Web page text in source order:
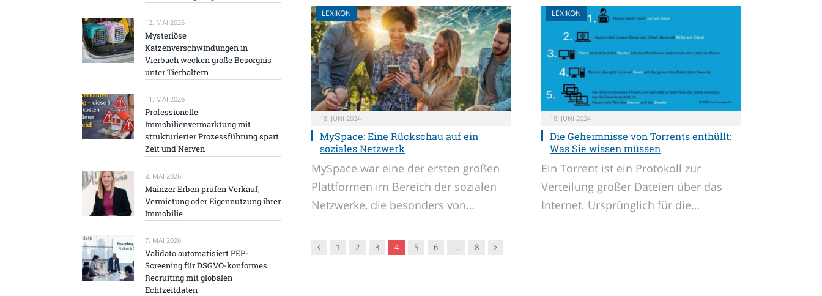
LEXIKON
18. JUNI 2024
MySpace: Eine Rückschau auf ein
soziales Netzwerk
MySpace war eine der ersten großen
Plattformen im Bereich der sozialen
Netzwerke, die besonders von…
LEXIKON
18. JUNI 2024
Die Geheimnisse von Torrents enthüllt:
Was Sie wissen müssen
Ein Torrent ist ein Protokoll zur
Verteilung großer Dateien über das
Internet. Ursprünglich für die…
Vorgänger
1 2 3 4 5 6 … 8 Nachfolger
12. MAI 2026
Mysteriöse
Katzenverschwindungen in
Vierbach wecken große Besorgnis
unter Tierhaltern
11. MAI 2026
Professionelle
Immobilienvermarktung mit
strukturierter Prozessführung spart
Zeit und Nerven
8. MAI 2026
Mainzer Erben prüfen Verkauf,
Vermietung oder Eigennutzung ihrer
Immobilie
7. MAI 2026
Validato automatisiert PEP-
Screening für DSGVO-konformes
Recruiting mit globalen
Echtzeitdaten